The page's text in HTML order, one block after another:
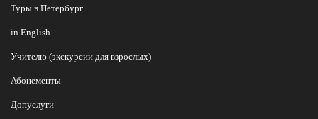
Туры в Петербург
in English
Учителю (экскурсии для взрослых)
Абонементы
Допуслуги